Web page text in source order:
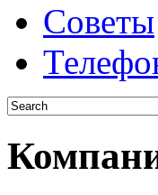
Советы